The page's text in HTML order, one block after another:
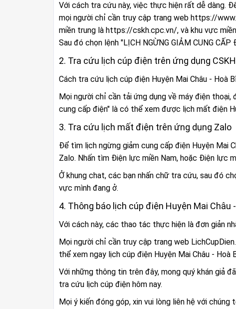
Với cách tra cứu này, việc thực hiện rất dễ dàng.
mọi người chỉ cần truy cập trang web https://
miền trung là https://cskh.cpc.vn/, và khu vực
Sau đó chọn lệnh "LỊCH NGỪNG GIẢM CUNG
2. Tra cứu lịch cúp điện trên ứng dụng CSKH
Cách tra cứu lịch cúp điện Huyện Mai Châu - Hoà
Mọi người chỉ cần tải ứng dụng về máy điện thoại,
cung cấp điện" là có thể xem được lịch mất điện
3. Tra cứu lịch mất điện trên ứng dụng Zalo
Để tìm lịch ngừng giảm cung cấp điện Huyện Mai
Zalo. Nhấn tìm Điện lực miền Nam, hoặc Điện lực
Ở khung chat, các bạn nhấn chữ tra cứu, sau đó
vực mình đang ở.
4. Thông báo lịch cúp điện Huyện Mai
Với cách này, các thao tác thực hiện là đơn giản
Mọi người chỉ cần truy cập trang web
thể xem ngay lịch cúp điện Huyện Mai Châu - Hoà
Với những thông tin trên đây, mong quý khán giả
tra cứu lịch cúp điện hôm nay.
Mọi ý kiến đóng góp, xin vui lòng liên hệ với